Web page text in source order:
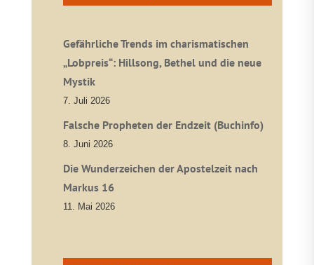
Gefährliche Trends im charismatischen
„Lobpreis“: Hillsong, Bethel und die neue
Mystik
7. Juli 2026
Falsche Propheten der Endzeit (Buchinfo)
8. Juni 2026
Die Wunderzeichen der Apostelzeit nach
Markus 16
11. Mai 2026